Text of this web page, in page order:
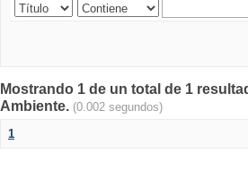
Mostrando 1 de un total de 1
Ambiente. (0.002 segundos)
1